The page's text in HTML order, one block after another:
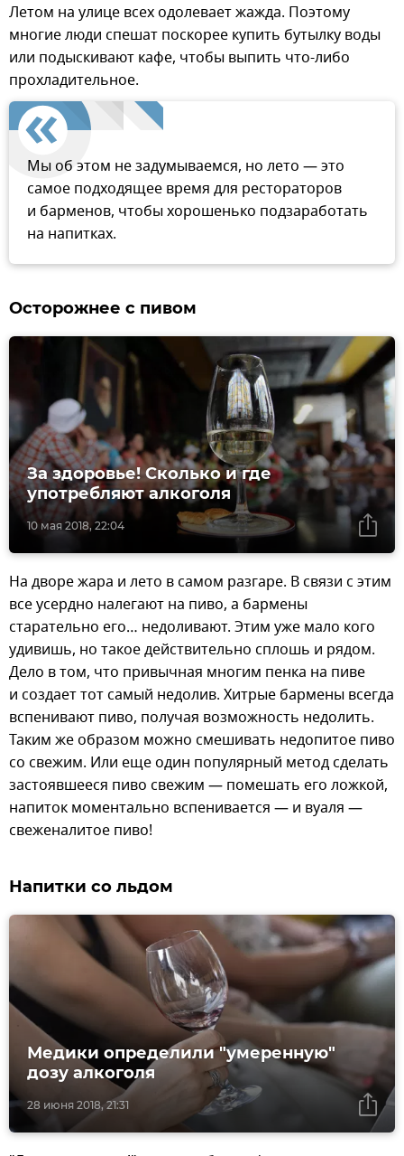
Летом на улице всех одолевает жажда. Поэтому
многие люди спешат поскорее купить бутылку воды
или подыскивают кафе, чтобы выпить что-либо
прохладительное.
Мы об этом не задумываемся, но лето — это
самое подходящее время для рестораторов
и барменов, чтобы хорошенько подзаработать
на напитках.
Осторожнее с пивом
10 мая 2018, 22:04
За здоровье! Сколько и где
употребляют алкоголя
На дворе жара и лето в самом разгаре. В связи с этим
все усердно налегают на пиво, а бармены
старательно его… недоливают. Этим уже мало кого
удивишь, но такое действительно сплошь и рядом.
Дело в том, что привычная многим пенка на пиве
и создает тот самый недолив. Хитрые бармены всегда
вспенивают пиво, получая возможность недолить.
Таким же образом можно смешивать недопитое пиво
со свежим. Или еще один популярный метод сделать
застоявшееся пиво свежим — помешать его ложкой,
напиток моментально вспенивается — и вуаля —
свеженалитое пиво!
Напитки со льдом
28 июня 2018, 21:31
Медики определили "умеренную"
дозу алкоголя